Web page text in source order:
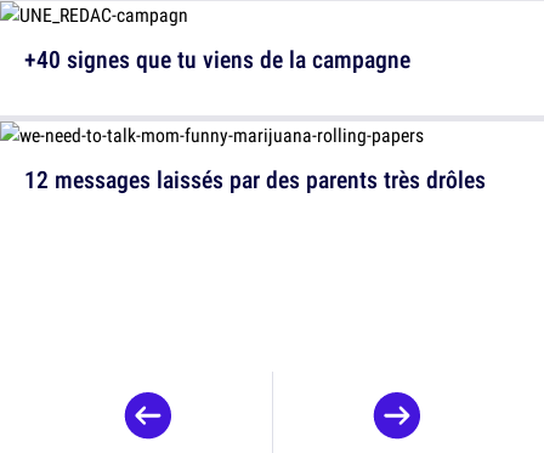
12 messages laissés par des parents très drôles
+40 signes que tu viens de la campagne